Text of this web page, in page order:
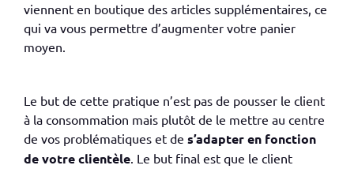
viennent en boutique des articles supplémentaires, ce
qui va vous permettre d’augmenter votre panier
moyen.
Le but de cette pratique n’est pas de pousser le client
à la consommation mais plutôt de le mettre au centre
de vos problématiques et de s’adapter en fonction
de votre clientèle. L e but final est que le client